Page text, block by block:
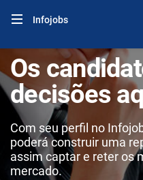
Infojobs
Os
decisões
Com seu perfil no
poderá construir uma
assim captar e reter os
mercado.